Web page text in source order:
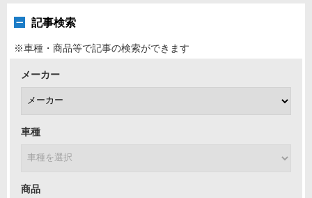
記事検索
※車種・商品等で記事の検索ができます
メーカー
車種
商品